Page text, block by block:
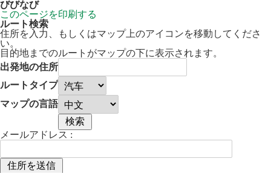
びびなび
このページを印刷する
ルート検索
住所を入力、もしくはマップ上のアイコンを移動してくださ
い。
目的地までのルートがマップの下に表示されます。
出発地の住所
ルートタイプ
マップの言語
メールアドレス :
30 km